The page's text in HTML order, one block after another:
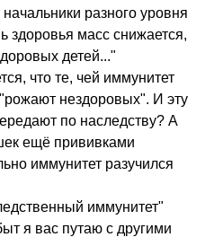
разного уровня
здоровья масс снижается,
детей..."
что те, чей иммунитет
нездоровых". И эту
по наследству? А
ещё прививками
иммунитет разучился
иммунитет"
я вас путаю с другими